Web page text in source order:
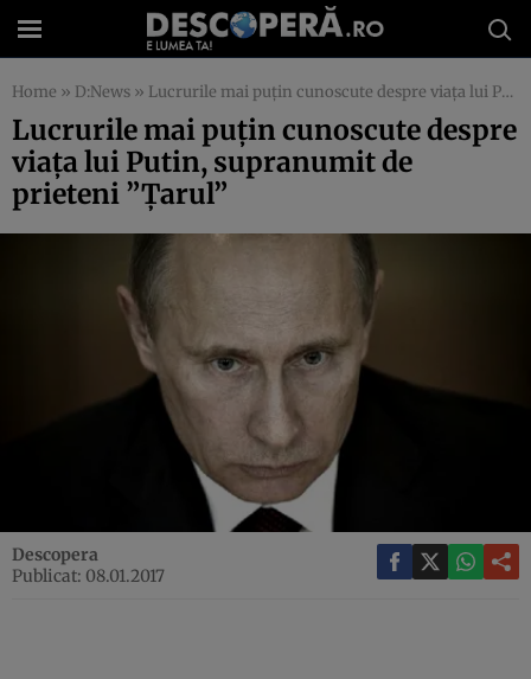
Home » D:News » Lucrurile mai puţin cunoscute despre viaţa lui Putin, supranumit de prieteni ”Ţarul”
Lucrurile mai puţin cunoscute despre
viaţa lui Putin, supranumit de
prieteni ”Ţarul”
Descopera
Publicat: 08.01.2017